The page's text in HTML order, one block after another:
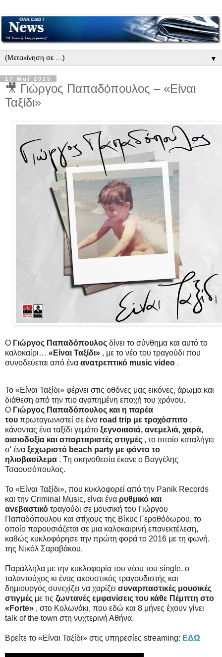
▼
17 Μαΐ 2025
🎥 Γιώργος Παπαδόπουλος – «Είναι
Ταξίδι»
Ο Γιώργος Παπαδόπουλος δίνει το σύνθημα και αυτό το
καλοκαίρι… «Είναι Ταξίδι» , με το νέο του τραγούδι που
συνοδεύεται από ένα ανατρεπτικό music video .
Το «Είναι Ταξίδι» φέρνει στις οθόνες μας εικόνες, άρωμα και
διάθεση από την πιο αγαπημένη εποχή του χρόνου.
Ο Γιώργος Παπαδόπουλος και η παρέα
του πρωταγωνιστεί σε ένα road trip με τροχόσπιτο ,
κάνοντας ένα ταξίδι γεμάτο ξεγνοιασιά, ανεμελιά, χαρά,
αισιοδοξία και σπαρταριστές στιγμές , το οποίο καταλήγει
σ' ένα ξεχωριστό beach party με φόντο το
ηλιοβασίλεμα . Τη σκηνοθεσία έκανε ο Βαγγέλης
Τσαουσόπουλος.
Το «Είναι Ταξίδι», που κυκλοφορεί από την Panik Records
και την Criminal Music, είναι ένα ρυθμικό και
ανεβαστικό τραγούδι σε μουσική του Γιώργου
Παπαδόπουλου και στίχους της Βίκυς Γεροθόδωρου, το
οποίο παρουσιάζεται σε μια καλοκαιρινή επανεκτέλεση,
καθώς κυκλοφόρησε την πρώτη φορά το 2016 με τη φωνή.
της Νικόλ Σαραβάκου.
Παράλληλα με την κυκλοφορία του νέου του single, ο
ταλαντούχος κι ένας ακουστικός τραγουδιστής και
δημιουργός συνεχίζει να χαρίζει συναρπαστικές μουσικές
στιγμές με τις ζωντανές εμφανίσεις του κάθε Πέμπτη στο
«Forte» , στο Κολωνάκι, που εδώ και 8 μήνες έχουν γίνει
talk of the town στη νυχτερινή Αθήνα.
Βρείτε το «Είναι Ταξίδι» στις υπηρεσίες streaming: ΕΔΩ